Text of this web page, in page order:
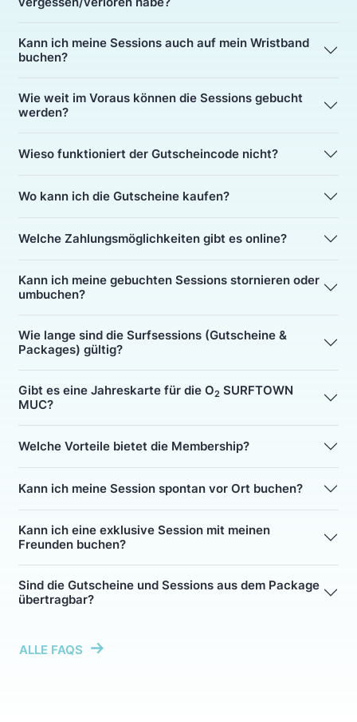
Kann ich meine Sessions auch auf mein Wristband
buchen?
Wie weit im Voraus können die Sessions gebucht
werden?
Wieso funktioniert der Gutscheincode nicht?
Wo kann ich die Gutscheine kaufen?
Welche Zahlungsmöglichkeiten gibt es online?
Kann ich meine gebuchten Sessions stornieren oder
umbuchen?
Wie lange sind die Surfsessions (Gutscheine &
Packages) gültig?
Gibt es eine Jahreskarte für die O2 SURFTOWN
MUC?
Welche Vorteile bietet die Membership?
Kann ich meine Session spontan vor Ort buchen?
Kann ich eine exklusive Session mit meinen
Freunden buchen?
Sind die Gutscheine und Sessions aus dem Package
übertragbar?
ALLE FAQS